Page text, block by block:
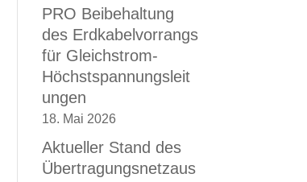
PRO Beibehaltung
des Erdkabelvorrangs
für Gleichstrom-
Höchstspannungsleit
ungen
18. Mai 2026
Aktueller Stand des
Übertragungsnetzaus